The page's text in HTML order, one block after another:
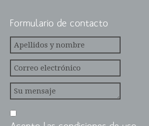
Formulario de contacto